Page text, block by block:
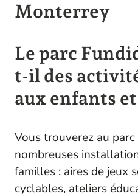
Monterrey
Le parc
t-il des
aux enfants
Vous trouverez au
nombreuses
familles : aires de jeux
cyclables, ateliers